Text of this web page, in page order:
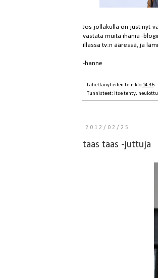
Jos jollakulla on just nyt
vastata muita ihania -
illassa tv:n ääressä, ja
-hanne
Lähettänyteilen tein klo 14.36
Tunnisteet: itse tehty, neulottu
2012/02/25
taas taas -juttuja